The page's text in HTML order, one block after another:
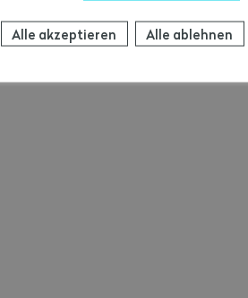
Alle akzeptieren Alle ablehnen